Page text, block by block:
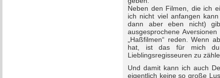
Neben den Filmen, die ich
ich nicht viel anfangen
dann aber eben nicht)
ausgesprochene
„Haßfilmen“ reden. Wenn
hat, ist das für mich
Lieblingsregisseuren zu
Und damit kann ich auch
eigentlich keine so große